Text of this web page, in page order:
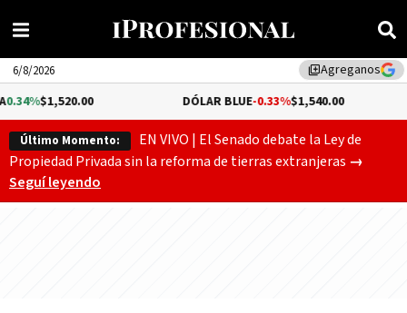
library_addAgreganos
6/8/2026
-0.33%$1,540.00
Último Momento:
EN VIVO | El Senado debate la Ley de
Propiedad Privada sin la reforma de tierras extranjeras →
Seguí leyendo